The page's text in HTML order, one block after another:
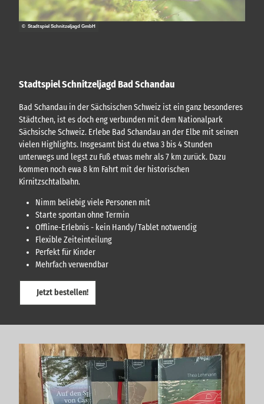
Stadtspiel Schnitzeljagd Bad Schandau
Bad Schandau in der Sächsischen Schweiz ist ein ganz besonderes
Städtchen, ist es doch eng verbunden mit dem Nationalpark
Sächsische Schweiz. Erlebe Bad Schandau an der Elbe mit seinen
vielen Highlights. Insgesamt bist du etwa 3 bis 4 Stunden
unterwegs und legst zu Fuß etwas mehr als 7 km zurück. Dazu
kommen noch ewa 8 km Fahrt mit der historischen
Kirnitzschtalbahn.
Nimm beliebig viele Personen mit
Starte spontan ohne Termin
Offline-Erlebnis - kein Handy/Tablet notwendig
Flexible Zeiteinteilung
Perfekt für Kinder
Mehrfach verwendbar
Jetzt bestellen!
© Stadtspiel Schnitzeljagd GmbH